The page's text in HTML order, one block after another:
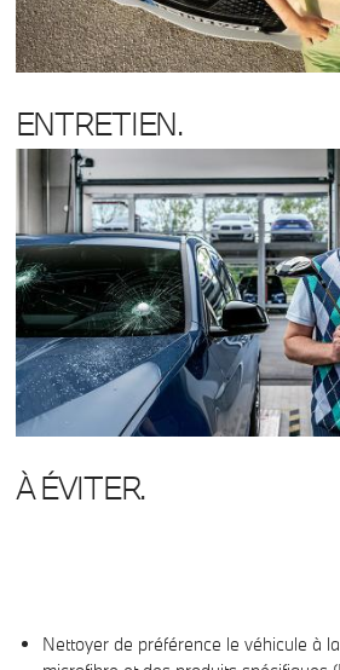
ENTRETIEN.
À ÉVITER.
Nettoyer de préférence le véhicule à